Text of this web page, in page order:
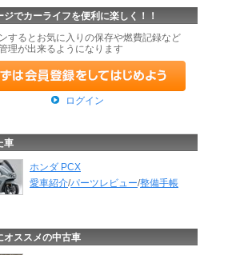
ジでカーライフを便利に楽しく！！
するとお気に入りの保存や燃費記録など
理が出来るようになります
ログイン
車
ホンダ PCX
愛車紹介/パーツレビュー/整備手帳
オススメの中古車